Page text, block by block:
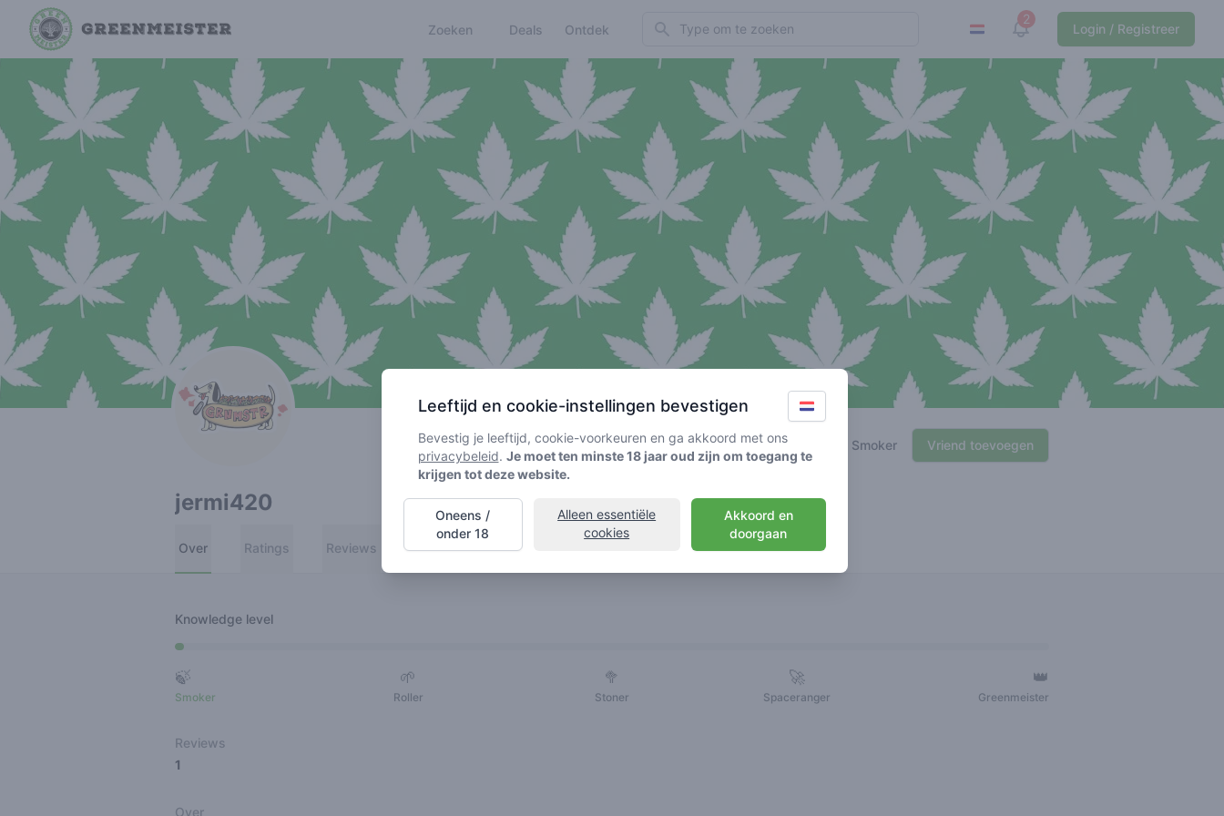
Zoeken Deals Ontdek Search 2
View notifications
Login / Registreer
🍃 Smoker Vriend toevoegen
jermi420
Over Ratings Reviews Vrienden
Knowledge level
🍃
Smoker
🌱
Roller
🥦
Stoner
🚀
Spaceranger
👑
Greenmeister
Reviews
1
Over
Leeftijd en cookie-instellingen bevestigen
Bevestig je leeftijd, cookie-voorkeuren en ga akkoord met ons
privacybeleid. Je moet ten minste 18 jaar oud zijn om toegang te
krijgen tot deze website.
Akkoord en
doorgaan
Alleen essentiële
cookies
Oneens /
onder 18